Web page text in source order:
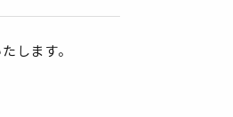
します。